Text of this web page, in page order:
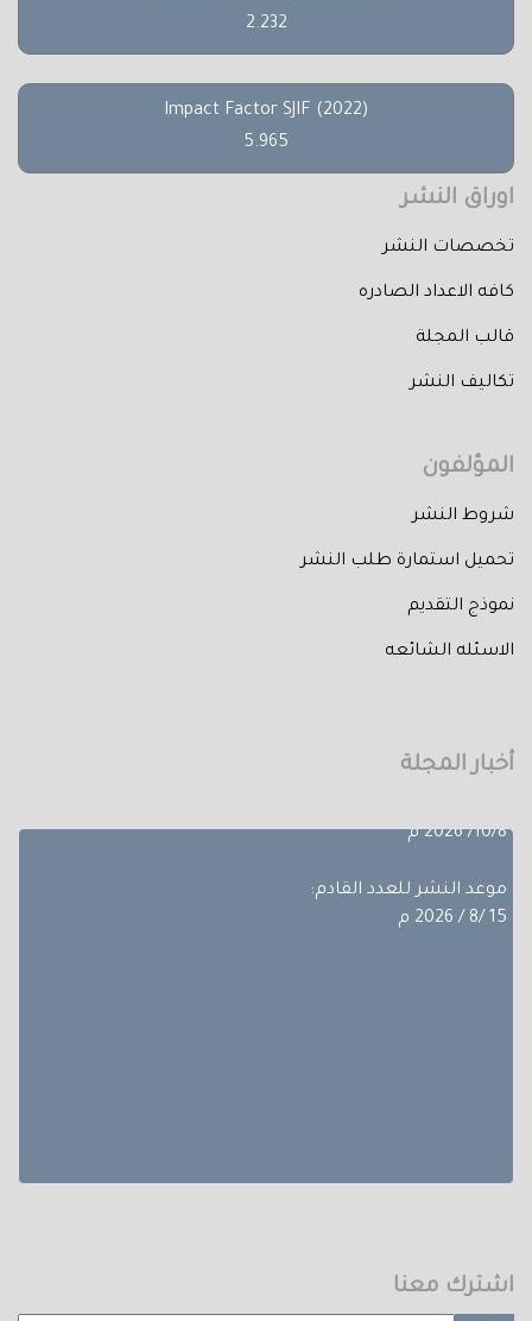
2.232
Impact Factor SJIF (2022)
5.965
اوراق النشر
تخصصات النشر
كافه الاعداد الصادره
قالب المجلة
تكاليف النشر
المؤلفون
شروط النشر
تحميل استمارة طلب النشر
نموذج التقديم
الاسئله الشائعه
أخبار المجلة
10/8/ 2026 م
موعد النشر للعدد القادم:
15 /8 / 2026 م
اشترك معنا